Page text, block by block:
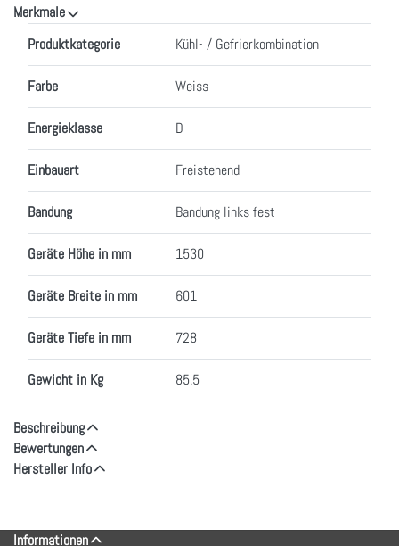
Merkmale
Produktkategorie Kühl- / Gefrierkombination
Farbe Weiss
Energieklasse D
Einbauart Freistehend
Bandung Bandung links fest
Geräte Höhe in mm 1530
Geräte Breite in mm 601
Geräte Tiefe in mm 728
Gewicht in Kg 85.5
Beschreibung
Bewertungen
Hersteller Info
Informationen